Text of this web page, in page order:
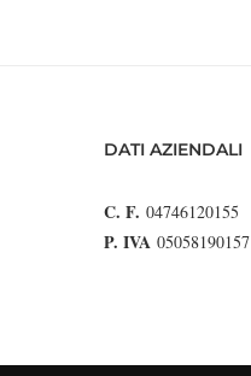
DATI AZIENDALI
C. F. 04746120155
P. IVA05058190157